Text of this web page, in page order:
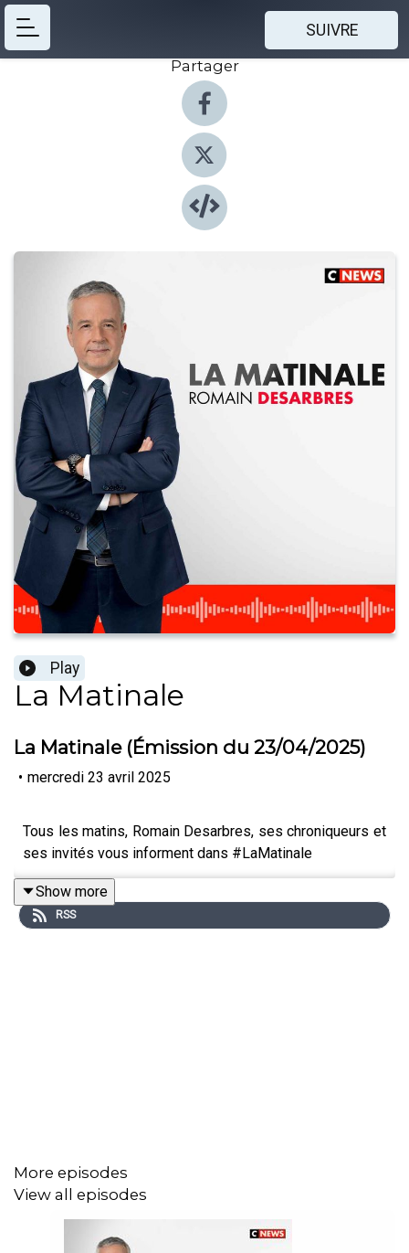
SUIVRE
Partager
Play
La Matinale
La Matinale (Émission du 23/04/2025)
• mercredi 23 avril 2025
Tous les matins, Romain Desarbres, ses chroniqueurs et
ses invités vous informent dans #LaMatinale
Show more
RSS
More episodes
View all episodes